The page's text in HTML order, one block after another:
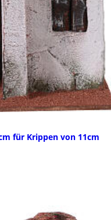
für Krippen von 11cm